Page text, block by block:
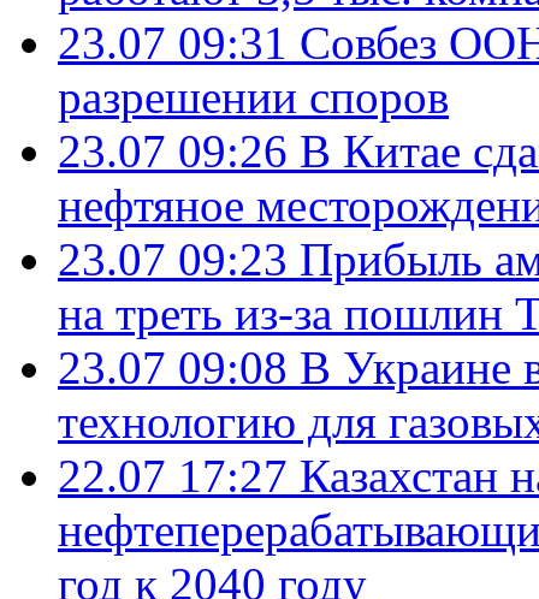
23.07 09:31 Совбез
разрешении споров
23.07 09:26 В Китае
нефтяное
23.07 09:23 Прибыль
на треть из-за пошлин
23.07 09:08 В Украине
технологию для
22.07 17:27 Казахстан
год к 2040 году